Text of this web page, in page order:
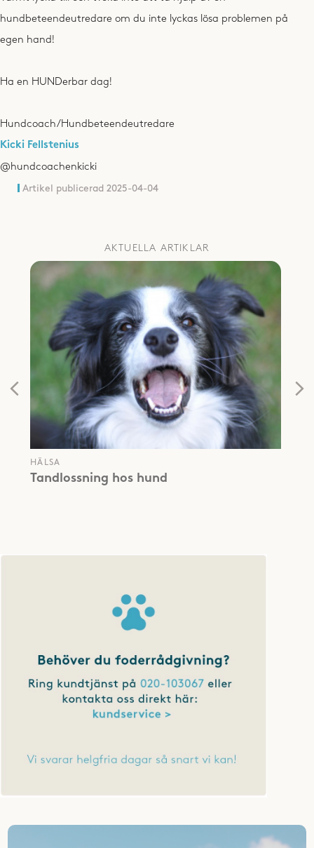
hundbeteendeutredare om du inte lyckas lösa problemen på
egen hand!
Ha en HUNDerbar dag!
Hundcoach/Hundbeteendeutredare
Kicki Fellstenius
@hundcoachenkicki
Artikel publicerad 2025-04-04
AKTUELLA ARTIKLAR
HÄLSA
Tandlossning hos hund